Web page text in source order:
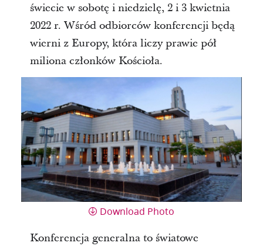
świecie w sobotę i niedzielę, 2 i 3 kwietnia
2022 r. Wśród odbiorców konferencji będą
wierni z Europy, która liczy prawie pół
miliona członków Kościoła.
Download Photo
Konferencja generalna to światowe